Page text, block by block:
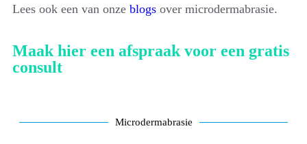
Lees ook een van onze blogs over microdermabrasie.
Maak hier een afspraak voor een gratis
consult
Microdermabrasie